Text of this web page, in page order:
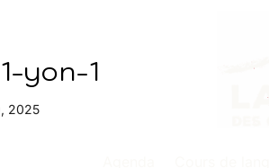
yon-1
2025